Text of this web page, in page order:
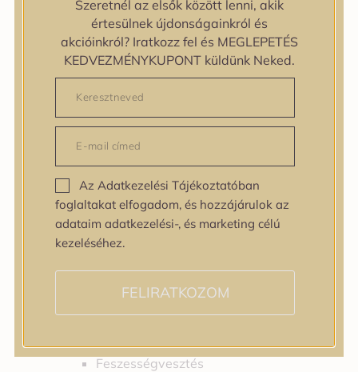
zipiderm
Bőrállapot
Bőrállapot
Bőrtípus
Bőrtípus
Kombinált
Száraz
Zsíros
Bőrprobléma
Bőrprobléma
Bőrpír
Dehidratált bőr
Egyenetlen bőrtextúra
Egyenetlen tónus
Fakóság
Feszességvesztés
Szeretnél az elsők között lenni, akik
értesülnek újdonságainkról és
akcióinkról? Iratkozz fel és MEGLEPETÉS
KEDVEZMÉNYKUPONT küldünk Neked.
Az Adatkezelési Tájékoztatóban
foglaltakat elfogadom, és hozzájárulok az
adataim adatkezelési-, és marketing célú
kezeléséhez.
FELIRATKOZOM